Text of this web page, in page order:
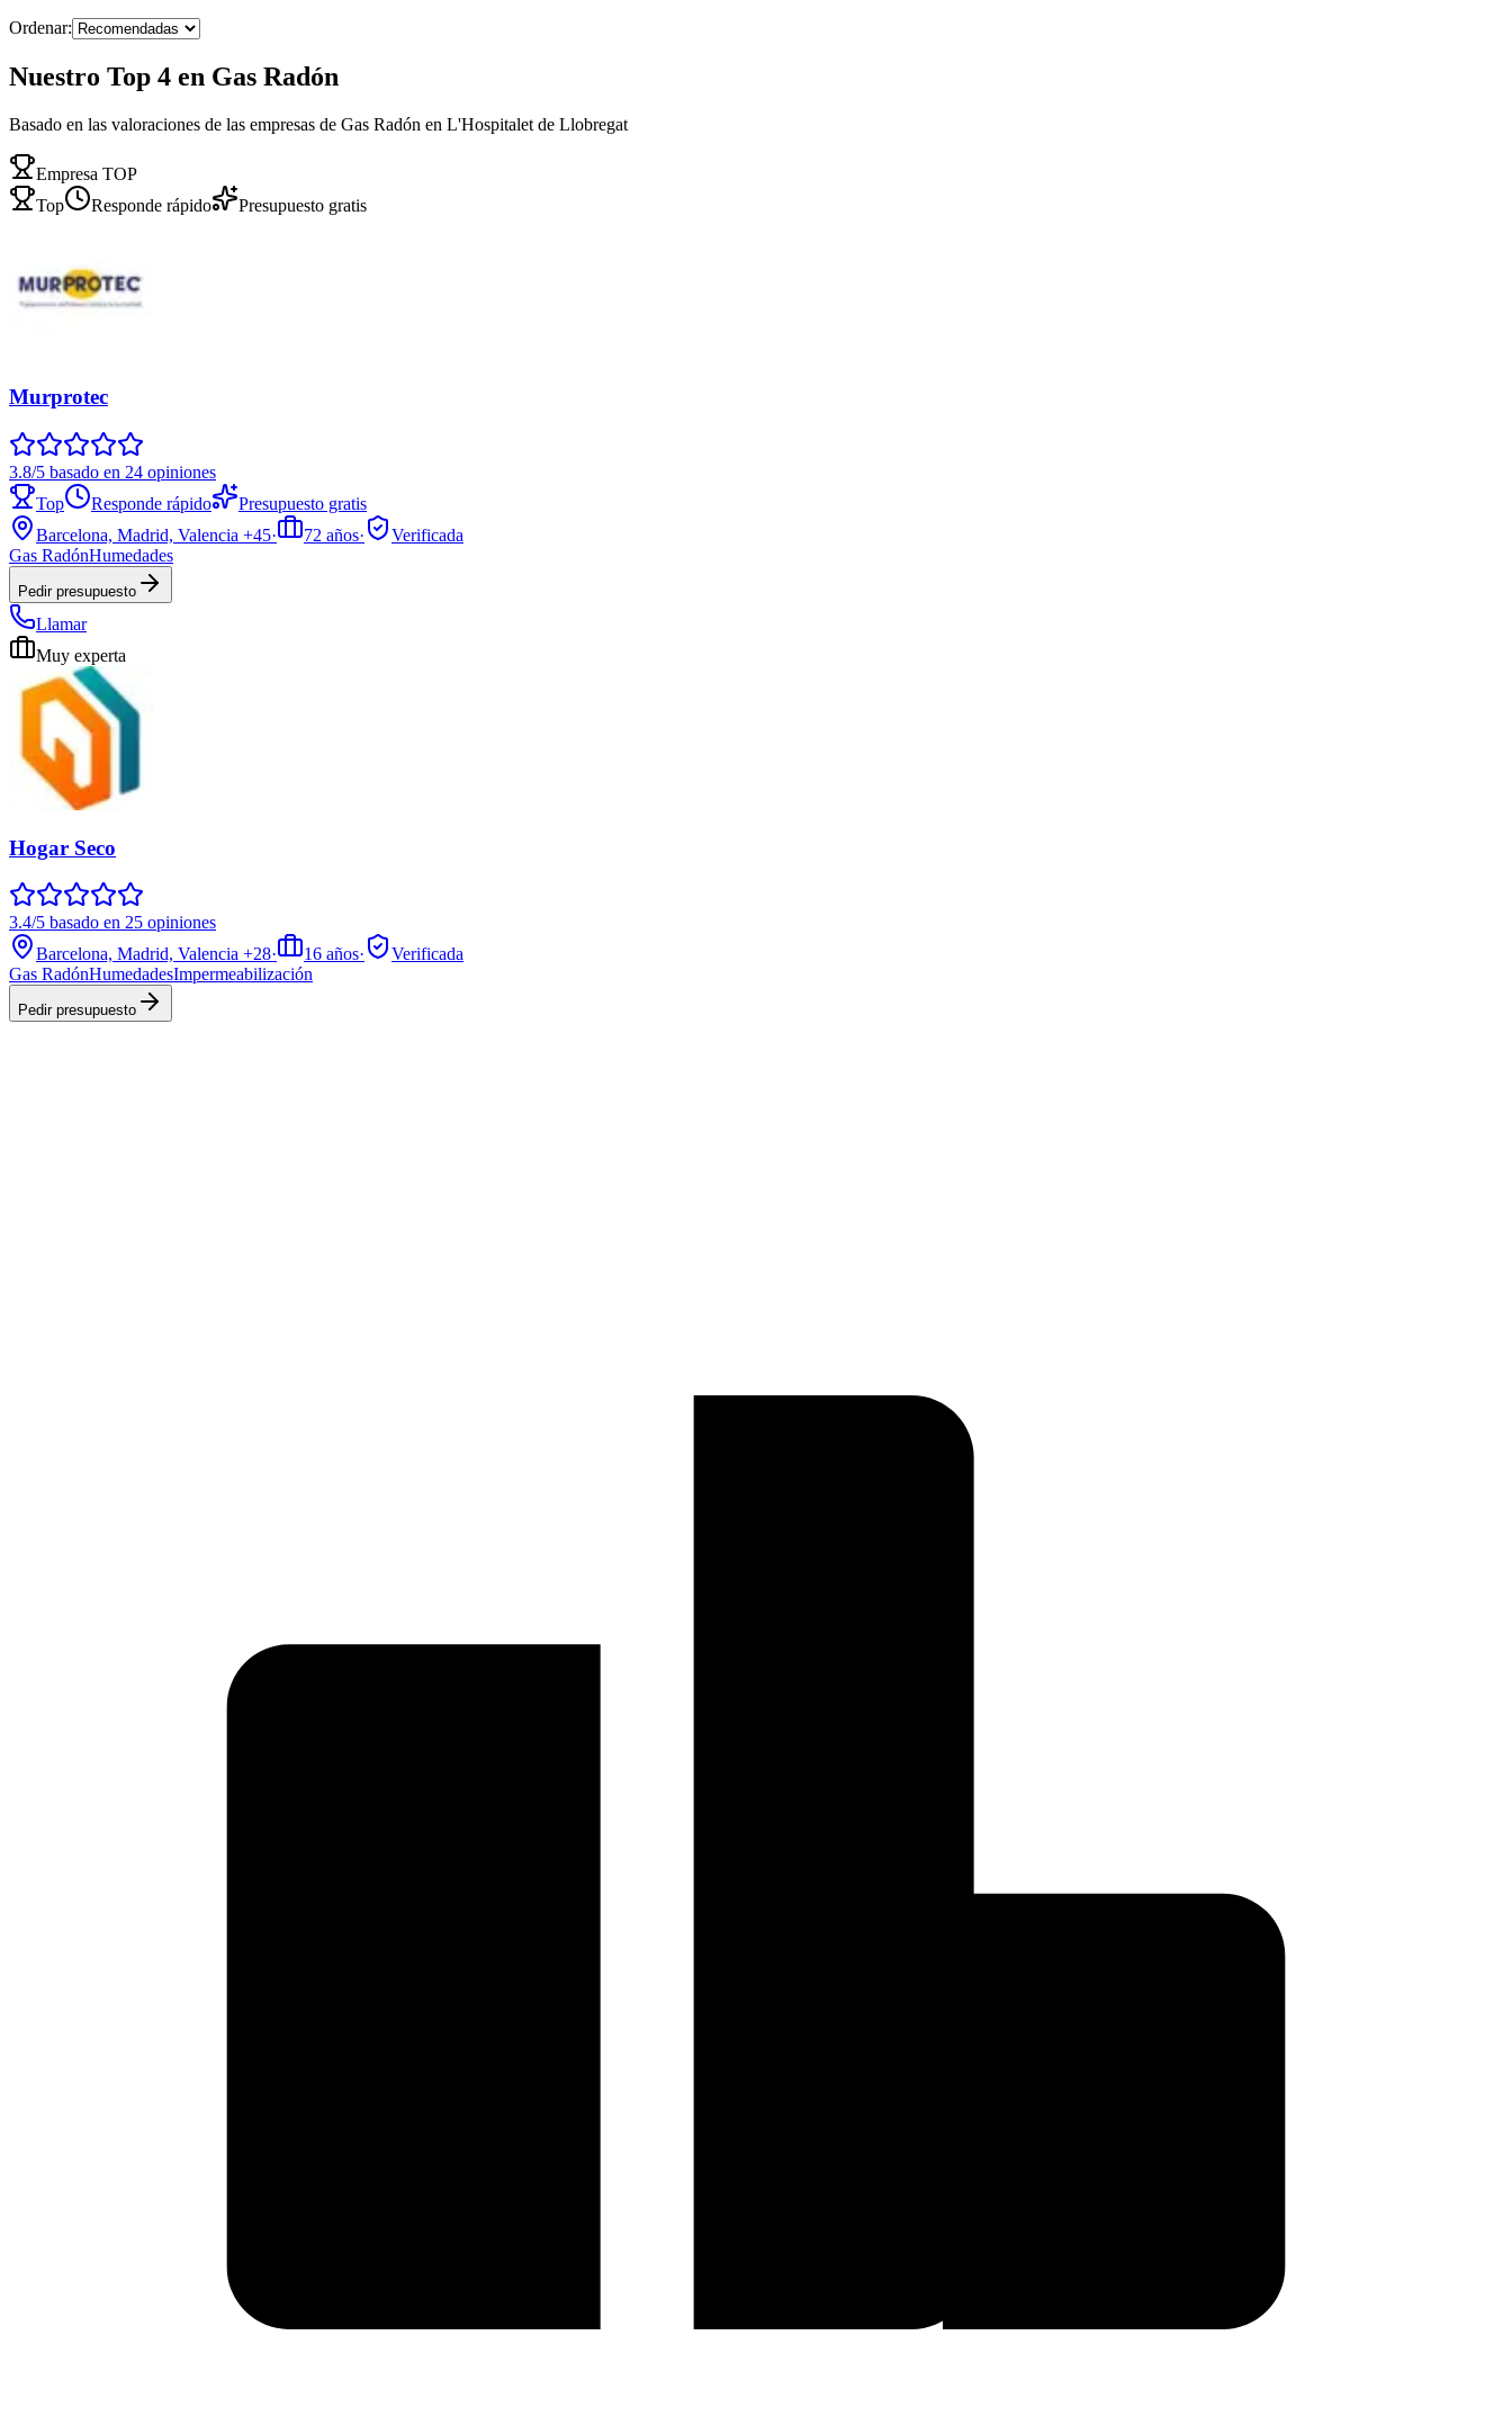
Ordenar:
Nuestro Top 4 en Gas Radón
Basado en las valoraciones de las empresas de Gas Radón en L'Hospitalet de Llobregat
Empresa TOP
Top
Responde rápido Presupuesto gratis
Murprotec
3.8/5 basado en 24 opiniones
Top
Responde rápido
Presupuesto gratis
Barcelona, Madrid, Valencia +45· 72 años·
Verificada
Gas RadónHumedades
Pedir presupuesto
Llamar
Muy experta
Hogar Seco
3.4/5 basado en 25 opiniones
Barcelona, Madrid, Valencia +28· 16 años·
Verificada
Gas RadónHumedadesImpermeabilización
Pedir presupuesto